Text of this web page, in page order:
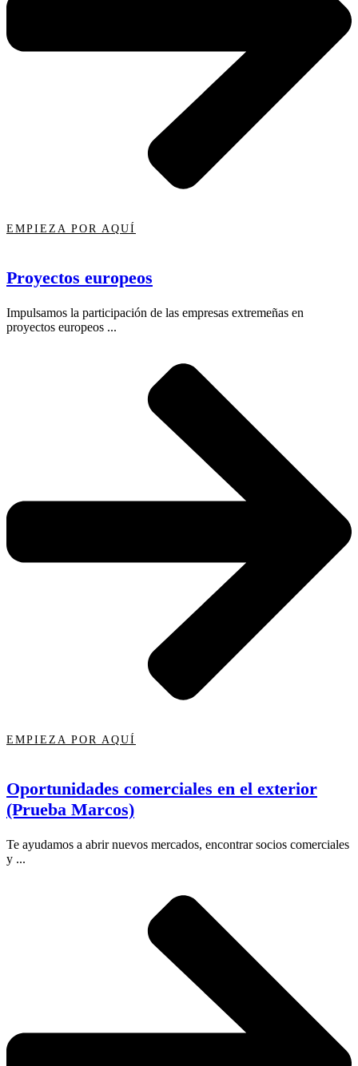
EMPIEZA POR AQUÍ
Proyectos europeos
Impulsamos la participación de las empresas extremeñas en
proyectos europeos ...
EMPIEZA POR AQUÍ
Oportunidades comerciales en el exterior
(Prueba Marcos)
Te ayudamos a abrir nuevos mercados, encontrar socios comerciales
y ...